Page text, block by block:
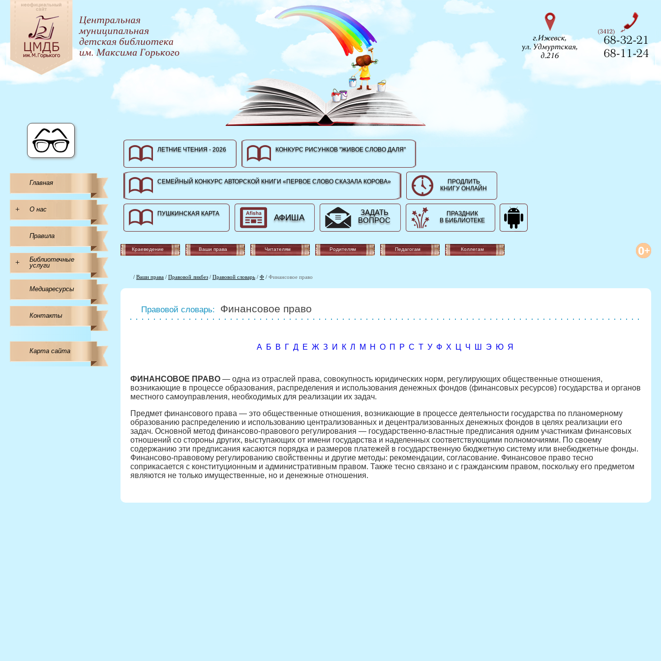
Главная
+ О нас
Правила
+
Библиотечные
услуги
Медиаресурсы
Контакты
Карта сайта
ЛЕТНИЕ ЧТЕНИЯ - 2026 КОНКУРС РИСУНКОВ "ЖИВОЕ СЛОВО ДАЛЯ"
СЕМЕЙНЫЙ КОНКУРС АВТОРСКОЙ КНИГИ «ПЕРВОЕ СЛОВО СКАЗАЛА КОРОВА»
ПРОДЛИТЬ
КНИГУ ОНЛАЙН
ПУШКИНСКАЯ КАРТА АФИША
ЗАДАТЬ
ВОПРОС
ПРАЗДНИК
В БИБЛИОТЕКЕ
Краеведение Ваши права Читателям Родителям Педагогам Коллегам
/ Ваши права / Правовой ликбез / Правовой словарь / Ф / Финансовое право
Правовой словарь: Финансовое право
А Б В Г Д Е Ж З И К Л М Н О П Р С Т У Ф Х Ц Ч Ш Э Ю Я
ФИНАНСОВОЕ ПРАВО — одна из отраслей права, совокупность юридических норм, регулирующих общественные отношения,
возникающие в процессе образования, распределения и использования денежных фондов (финансовых ресурсов) государства и органов
местного самоуправления, необходимых для реализации их задач.
Предмет финансового права — это общественные отношения, возникающие в процессе деятельности государства по планомерному
образованию распределению и использованию централизованных и децентрализованных денежных фондов в целях реализации его
задач. Основной метод финансово-правового регулирования — государственно-властные предписания одним участникам финансовых
отношений со стороны других, выступающих от имени государства и наделенных соответствующими полномочиями. По своему
содержанию эти предписания касаются порядка и размеров платежей в государственную бюджетную систему или внебюджетные фонды.
Финансово-правовому регулированию свойственны и другие методы: рекомендации, согласование. Финансовое право тесно
соприкасается с конституционным и административным правом. Также тесно связано и с гражданским правом, поскольку его предметом
являются не только имущественные, но и денежные отношения.